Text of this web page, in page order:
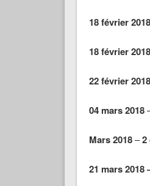
18 février
18 février
22 février 2018
04 mars 2018
Mars 2018–2
21 mars 2018